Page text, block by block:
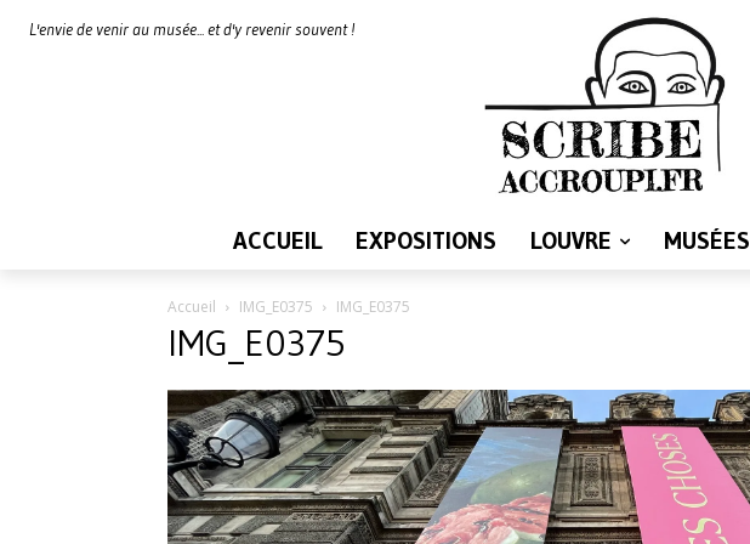
L'envie de venir au musée... et d'y revenir souvent !
ACCUEIL EXPOSITIONS LOUVRE MUSÉES
Accueil IMG_E0375 IMG_E0375
IMG_E0375